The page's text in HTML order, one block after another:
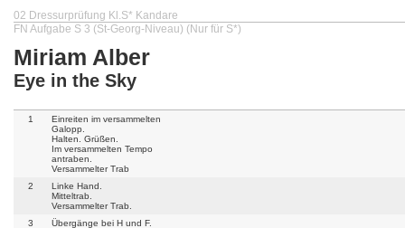
02 Dressurprüfung Kl.S* Kandare
FN Aufgabe S 3 (St-Georg-Niveau) (Nur für S*)
Miriam Alber
Eye in the Sky
1
Einreiten im versammelten
Galopp.
Halten. Grüßen.
Im versammelten Tempo
antraben.
Versammelter Trab
2
Linke Hand.
Mitteltrab.
Versammelter Trab.
3
Übergänge bei H und F.